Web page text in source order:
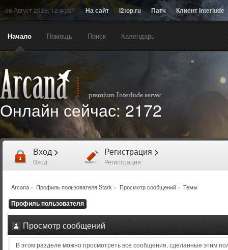
08 Август 2026, 12:40:27 На сайт l2top.ru Патч Клиент Interlude
Начало Помощь Поиск Календарь
Онлайн сейчас: 2172
Вход >
Вход
Регистрация >
Регистрация
Arcana» Профиль пользователя Stark » Просмотр сообщений» Темы
Профиль пользователя
Просмотр сообщений
В этом разделе можно просмотреть все сообщения, сделанные этим